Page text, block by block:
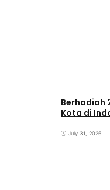
Berhadiah
Kota di
July 31, 2026